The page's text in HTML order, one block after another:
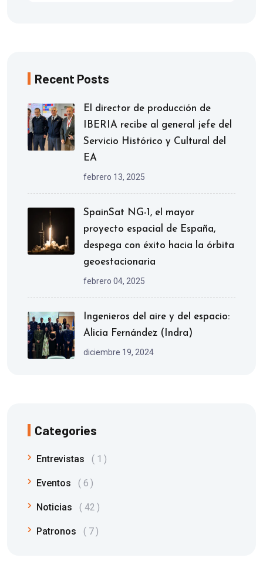
Recent Posts
El director de producción de
IBERIA recibe al general jefe del
Servicio Histórico y Cultural del
EA
febrero 13, 2025
SpainSat NG-1, el mayor
proyecto espacial de España,
despega con éxito hacia la órbita
geoestacionaria
febrero 04, 2025
Ingenieros del aire y del espacio:
Alicia Fernández (Indra)
diciembre 19, 2024
Categories
Entrevistas 1
Eventos 6
Noticias 42
Patronos 7